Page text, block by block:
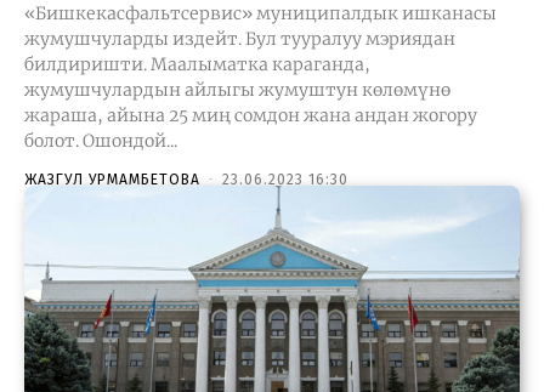
«Бишкекасфальтсервис» муниципалдык ишканасы
жумушчуларды издейт. Бул тууралуу мэриядан
билдиришти. Маалыматка караганда,
жумушчулардын айлыгы жумуштун көлөмүнө
жараша, айына 25 миң сомдон жана андан жогору
болот. Ошондой...
ЖАЗГУЛ УРМАМБЕТОВА - 23.06.2023 16:30